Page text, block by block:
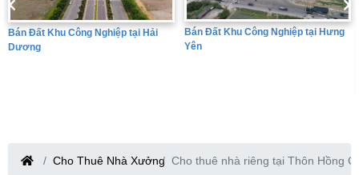
Bán Đất Khu Công Nghiệp tại Hải
Dương
Bán Đất Khu Công Nghiệp tại Hưng
Yên
Cho Thuê Nhà Xưởng Cho thuê nhà riêng tại Thôn Hồng